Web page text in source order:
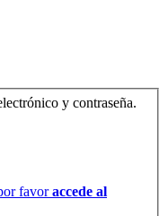
y contraseña.
favoraccede al